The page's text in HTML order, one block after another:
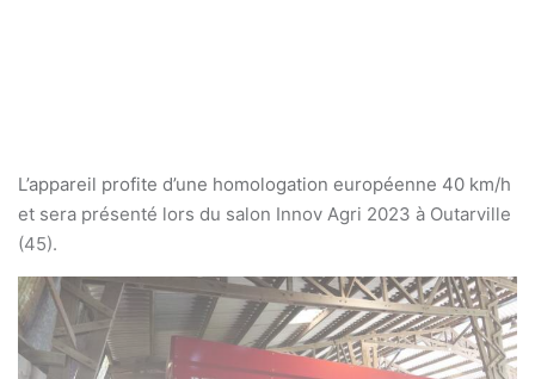
L’appareil profite d’une homologation européenne 40 km/h
et sera présenté lors du salon Innov Agri 2023 à Outarville
(45).